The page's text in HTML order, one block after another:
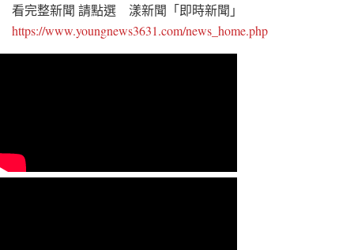
看完整新聞 請點選 漾新聞「即時新聞」
https://www.youngnews3631.com/news_home.php